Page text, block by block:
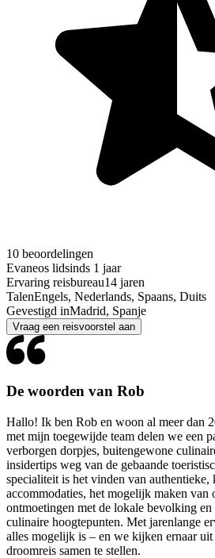
10 beoordelingen
Evaneos lidsinds 1 jaar
Ervaring reisbureau14 jaren
TalenEngels, Nederlands, Spaans, Duits
Gevestigd inMadrid, Spanje
Vraag een reisvoorstel aan
De woorden van Rob
Hallo! Ik ben Rob en woon al meer dan
met mijn toegewijde team delen we een
verborgen dorpjes, buitengewone
insidertips weg van de gebaande
specialiteit is het vinden van authentieke,
accommodaties, het mogelijk maken van
ontmoetingen met de lokale bevolking en
culinaire hoogtepunten. Met jarenlange
alles mogelijk is – en we kijken ernaar
droomreis samen te stellen.